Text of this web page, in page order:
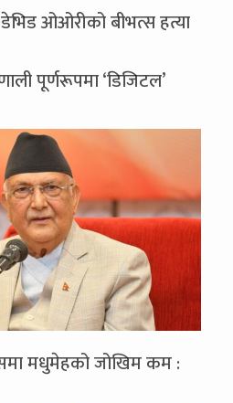
ओओरीको बीभत्स हत्या
पूर्णरूपमा ‘डिजिटल’
मधुमेहको जोखिम कम :